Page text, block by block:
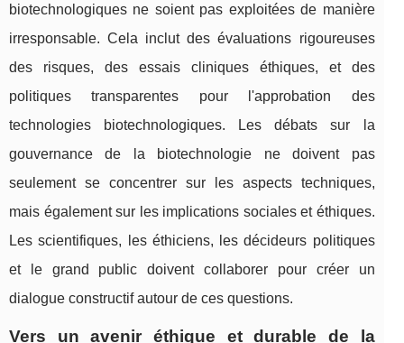
biotechnologiques ne soient pas exploitées de manière
irresponsable. Cela inclut des évaluations rigoureuses
des risques, des essais cliniques éthiques, et des
politiques transparentes pour l'approbation des
technologies biotechnologiques. Les débats sur la
gouvernance de la biotechnologie ne doivent pas
seulement se concentrer sur les aspects techniques,
mais également sur les implications sociales et éthiques.
Les scientifiques, les éthiciens, les décideurs politiques
et le grand public doivent collaborer pour créer un
dialogue constructif autour de ces questions.
Vers un avenir éthique et durable de la